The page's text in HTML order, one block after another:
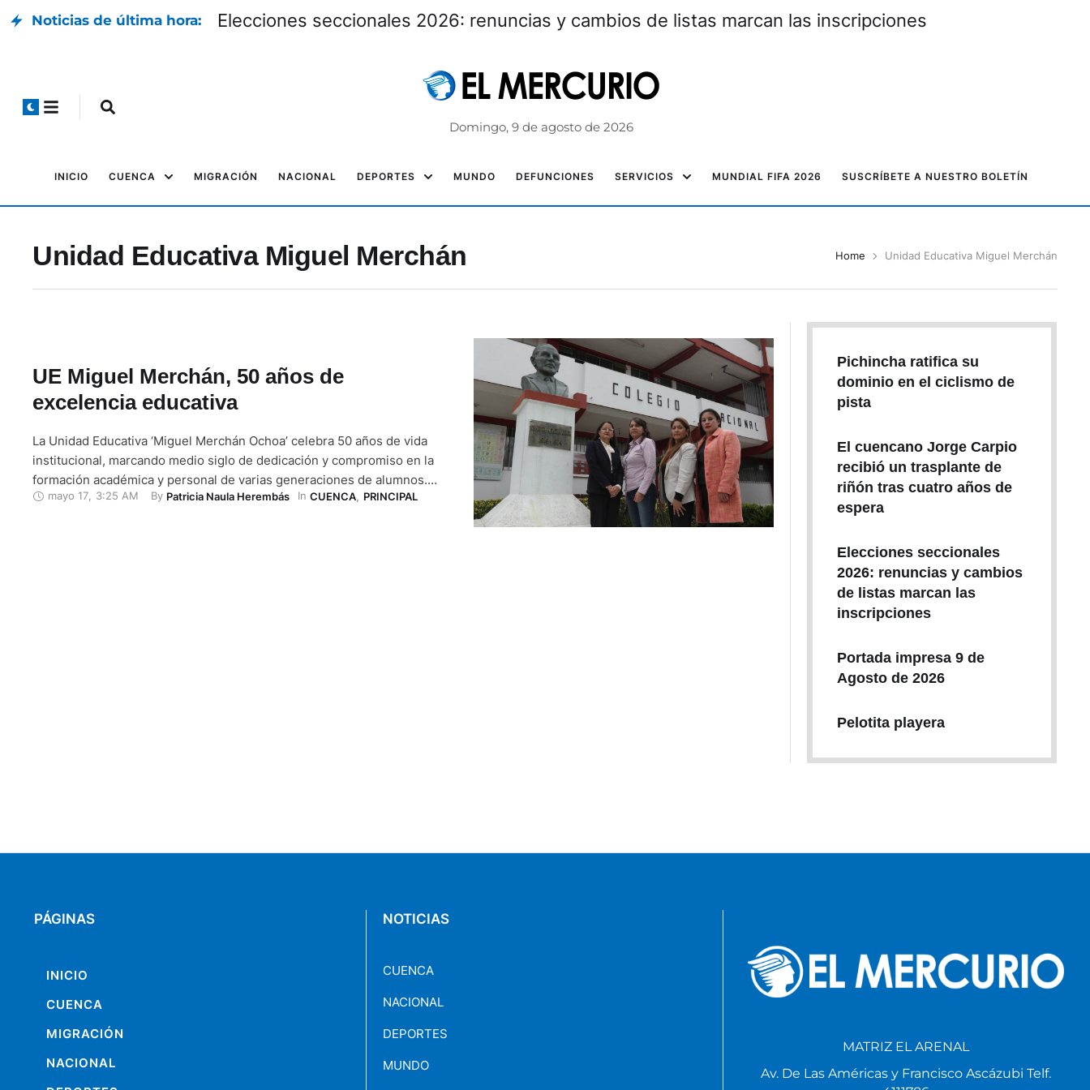
Noticias de última hora: Elecciones seccionales 2026: renuncias y cambios de listas marcan las inscripciones
Domingo, 9 de agosto de 2026
INICIO CUENCA MIGRACIÓN NACIONAL DEPORTES MUNDO DEFUNCIONES SERVICIOS MUNDIAL FIFA 2026 SUSCRÍBETE A NUESTRO BOLETÍN
Unidad Educativa Miguel Merchán Home Unidad Educativa Miguel Merchán
UE Miguel Merchán, 50 años de
excelencia educativa
La Unidad Educativa ‘Miguel Merchán Ochoa’ celebra 50 años de vida
institucional, marcando medio siglo de dedicación y compromiso en la
formación académica y personal de varias generaciones de alumnos.
Para celebrar la trayectoria de la institución, las autoridades del plantel
mayo 17 3:25 AM By Patricia Naula Herembás In CUENCA, PRINCIPAL
Pichincha ratifica su
dominio en el ciclismo de
pista
El cuencano Jorge Carpio
recibió un trasplante de
riñón tras cuatro años de
espera
Elecciones seccionales
2026: renuncias y cambios
de listas marcan las
inscripciones
Portada impresa 9 de
Agosto de 2026
Pelotita playera
PÁGINAS
INICIO
CUENCA
MIGRACIÓN
NACIONAL
NOTICIAS
CUENCA
NACIONAL
DEPORTES
MUNDO
MATRIZ EL ARENAL
Av. De Las Américas y Francisco Ascázubi Telf.